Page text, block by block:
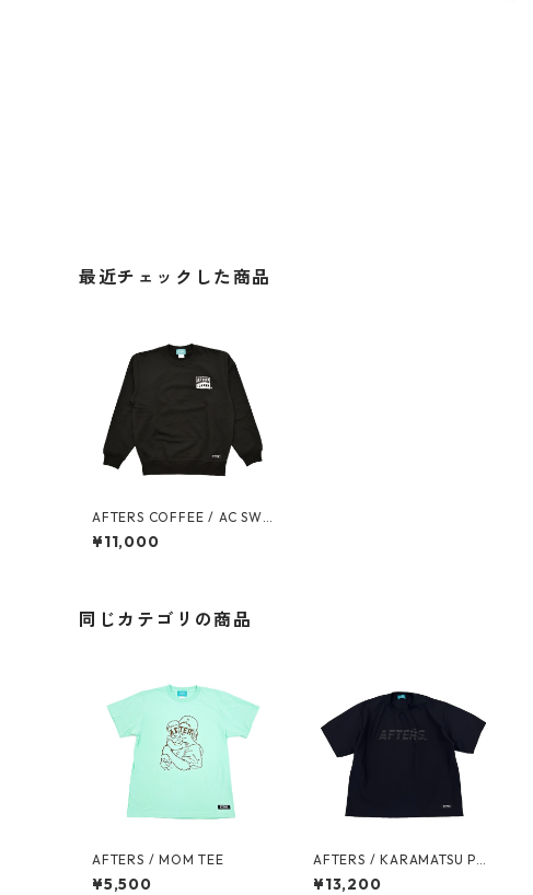
最近チェックした商品
AFTERS COFFEE / AC SWE
AT
¥11,000
同じカテゴリの商品
AFTERS / MOM TEE
¥5,500
AFTERS / KARAMATSU PUL
LOVER SHIRT
¥13,200